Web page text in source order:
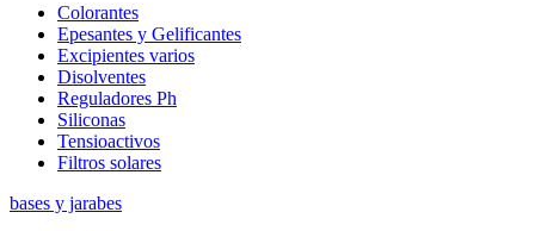
Colorantes
Epesantes y Gelificantes
Excipientes varios
Disolventes
Reguladores Ph
Siliconas
Tensioactivos
Filtros solares
bases y jarabes